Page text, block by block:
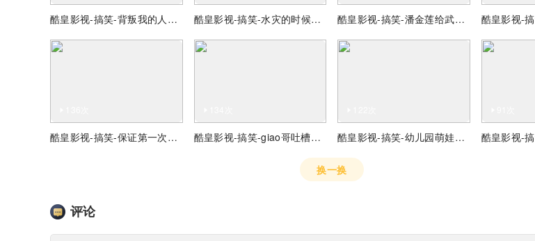
酷皇影视-搞笑-背叛我的人我给他100W，听懂掌声 酷皇影视-搞笑-水灾的时候，老大哥在洪水里游泳 酷皇影视-搞笑-潘金莲给武大郎喂药
酷皇影视-搞笑-保证第一次见的舞蹈 酷皇影视-搞笑-giao哥吐槽补税，补个蛋 酷皇影视-搞笑-幼儿园萌娃回答老师让他叫妈妈
换一换
评论